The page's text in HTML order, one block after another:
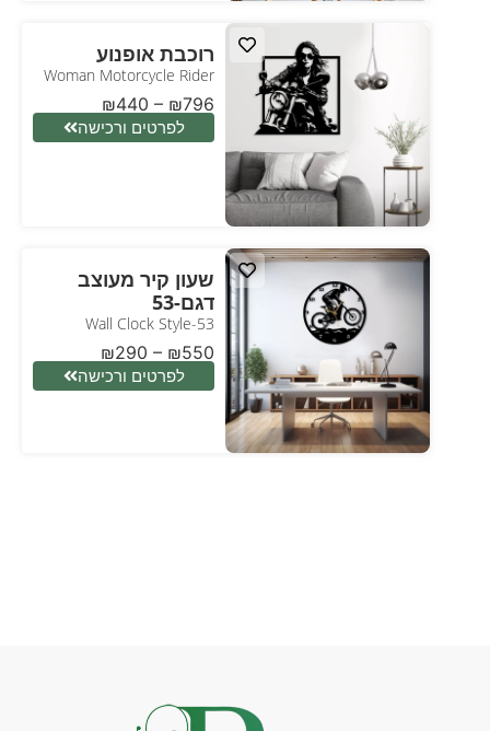
רוכבת אופנוע
Woman Motorcycle Rider
₪440 – ₪796
לפרטים ורכישה
שעון קיר מעוצב
דגם-53
Wall Clock Style-53
₪290 – ₪550
לפרטים ורכישה